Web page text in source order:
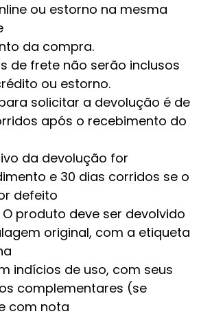
ou estorno na mesma
da compra.
de frete não serão inclusos
ou estorno.
solicitar a devolução é de
após o recebimento do
da devolução for
e 30 dias corridos se o
defeito
produto deve ser devolvido
original, com a etiqueta
indícios de uso, com seus
complementares (se
com nota